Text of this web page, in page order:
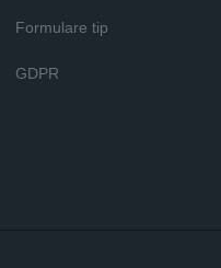
Formulare tip
GDPR